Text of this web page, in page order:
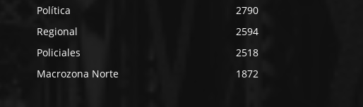
Política
2790
Regional
2594
Policiales
2518
Macrozona Norte
1872